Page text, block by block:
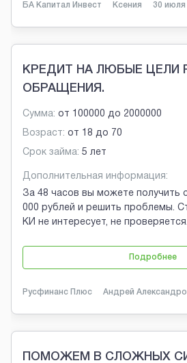
БА Капитал Инвест Ксения 30 июля
КРЕДИТ НА ЛЮБЫЕ ЦЕЛИ
ОБРАЩЕНИЯ.
Сумма: от 100000 до 2000000
Возраст: от 18 до 70
Срок займа: 5 лет
Дополнительная информация:
За 48 часов вы можете получить
000 рублей и решить проблемы.
КИ не интересует, не
Подробнее
Русфинанс Плюс Андрей
ПОМОЖЕМ В СЛОЖНЫХ